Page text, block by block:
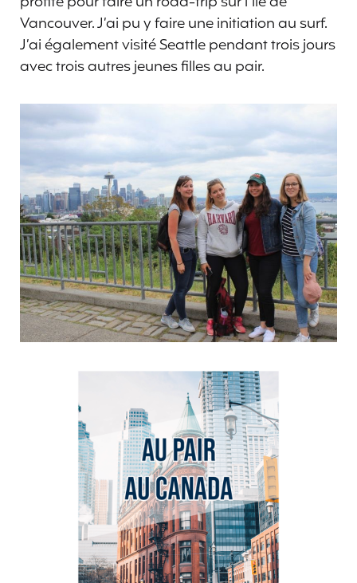
Vancouver. J’ai pu y faire une initiation au surf.
J’ai également visité Seattle pendant trois jours
avec trois autres jeunes filles au pair.